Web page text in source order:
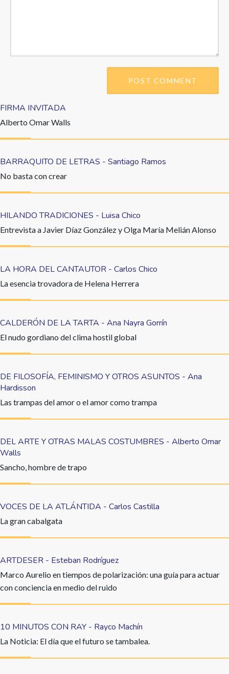
FIRMA INVITADA
Alberto Omar Walls
BARRAQUITO DE LETRAS - Santiago Ramos
No basta con crear
HILANDO TRADICIONES - Luisa Chico
Entrevista a Javier Díaz González y Olga María Melián Alonso
LA HORA DEL CANTAUTOR - Carlos Chico
La esencia trovadora de Helena Herrera
CALDERÓN DE LA TARTA - Ana Nayra Gorrín
El nudo gordiano del clima hostil global
DE FILOSOFÍA, FEMINISMO Y OTROS ASUNTOS - Ana
Hardisson
Las trampas del amor o el amor como trampa
DEL ARTE Y OTRAS MALAS COSTUMBRES - Alberto Omar
Walls
Sancho, hombre de trapo
VOCES DE LA ATLÁNTIDA - Carlos Castilla
La gran cabalgata
ARTDESER - Esteban Rodríguez
Marco Aurelio en tiempos de polarización: una guía para actuar
con conciencia en medio del ruido
10 MINUTOS CON RAY - Rayco Machín
La Noticia: El día que el futuro se tambalea.